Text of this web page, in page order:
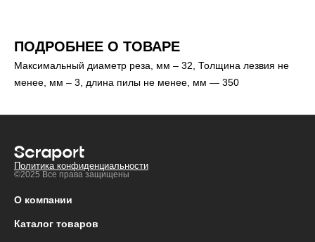
ПОДРОБНЕЕ О ТОВАРЕ
Максимальный диаметр реза, мм – 32, Толщина лезвия не
менее, мм – 3, длина пилы не менее, мм — 350
Политика конфиденциальности
©2025 Все права защищены
О компании
Каталог товаров